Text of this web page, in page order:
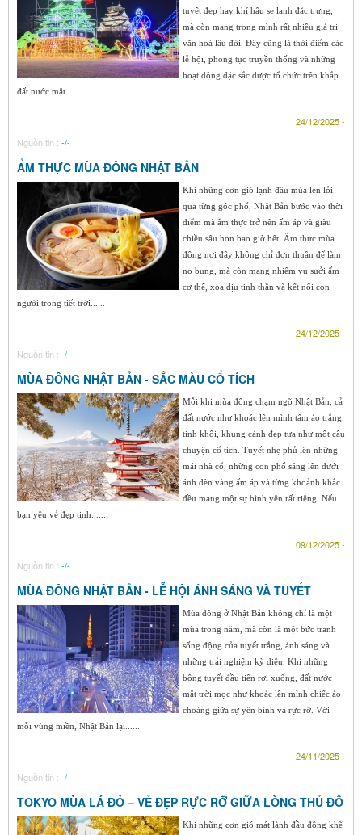
tuyệt đẹp hay khí hậu se lạnh đặc trưng,
mà còn mang trong mình rất nhiều giá trị
văn hoá lâu đời. Đây cũng là thời điểm các
lễ hội, phong tục truyền thống và những
hoạt động đặc sắc được tổ chức trên khắp
đất nước mặt......
24/12/2025 -
Nguồn tin : -/-
ẨM THỰC MÙA ĐÔNG NHẬT BẢN
Khi những cơn gió lạnh đầu mùa len lỏi
qua từng góc phố, Nhật Bản bước vào thời
điểm mà ẩm thực trở nên ấm áp và giàu
chiều sâu hơn bao giờ hết. Ẩm thực mùa
đông nơi đây không chỉ đơn thuần để làm
no bụng, mà còn mang nhiệm vụ sưởi ấm
cơ thể, xoa dịu tinh thần và kết nối con
người trong tiết trời......
24/12/2025 -
Nguồn tin : -/-
MÙA ĐÔNG NHẬT BẢN - SẮC MÀU CỔ TÍCH
Mỗi khi mùa đông chạm ngõ Nhật Bản, cả
đất nước như khoác lên mình tấm áo trắng
tinh khôi, khung cảnh đẹp tựa như một câu
chuyện cổ tích. Tuyết nhẹ phủ lên những
mái nhà cổ, những con phố sáng lên dưới
ánh đèn vàng ấm áp và từng khoảnh khắc
đều mang một sự bình yên rất riêng. Nếu
bạn yêu vẻ đẹp tinh......
09/12/2025 -
Nguồn tin : -/-
MÙA ĐÔNG NHẬT BẢN - LỄ HỘI ÁNH SÁNG VÀ TUYẾT
Mùa đông ở Nhật Bản không chỉ là một
mùa trong năm, mà còn là một bức tranh
sống động của tuyết trắng, ánh sáng và
những trải nghiệm kỳ diệu. Khi những
bông tuyết đầu tiên rơi xuống, đất nước
mặt trời mọc như khoác lên mình chiếc áo
choàng giữa sự yên bình và rực rỡ. Với
mỗi vùng miền, Nhật Bản lại......
24/11/2025 -
Nguồn tin : -/-
TOKYO MÙA LÁ ĐỎ – VẺ ĐẸP RỰC RỠ GIỮA LÒNG THỦ ĐÔ
Khi những cơn gió mát lành đầu đông khẽ